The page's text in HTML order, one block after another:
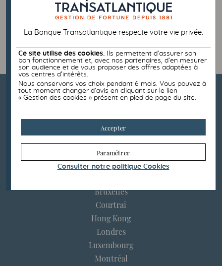
3 4 5 6 7
10 17
18 19 20
Bruxelles
Courtrai
Hong Kong
Londres
Luxembourg
Montréal
La Banque Transatlantique respecte votre vie privée.
Ce site utilise des cookies. Ils permettent d’assurer son
bon fonctionnement et, avec nos partenaires, d’en mesurer
son audience et de vous proposer des offres adaptées à
vos centres d’intérêts.
Nous conservons vos choix pendant 6 mois. Vous pouvez à
tout moment changer d’avis en cliquant sur le lien
« Gestion des cookies » présent en pied de page du site.
Accepter
Paramétrer
Consulter notre politique Cookies